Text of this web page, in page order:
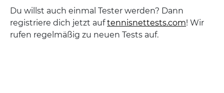
Du willst auch einmal Tester werden? Dann
registriere dich jetzt auftennisnettests.com! Wir
rufen regelmäßig zu neuen Tests auf.